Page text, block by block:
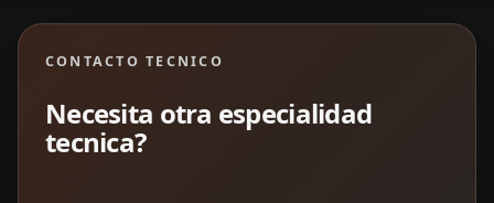
CONTACTO TECNICO
Necesita otra especialidad
tecnica?